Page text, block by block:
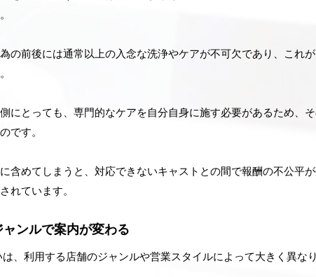
の前後には通常以上の入念な洗浄やケアが不可欠であり、これ
にとっても、専門的なケアを自分自身に施す必要があるため、
です。
含めてしまうと、対応できないキャストとの間で報酬の不公平
れています。
ンルで案内が変わる
、利用する店舗のジャンルや営業スタイルによって大きく異なり